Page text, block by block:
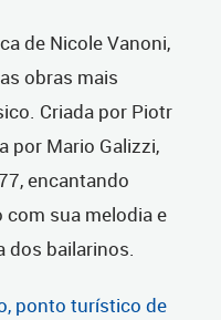
de Nicole Vanoni,
obras mais
Criada por Piotr
por Mario Galizzi,
encantando
sua melodia e
dos bailarinos.
ponto turístico de